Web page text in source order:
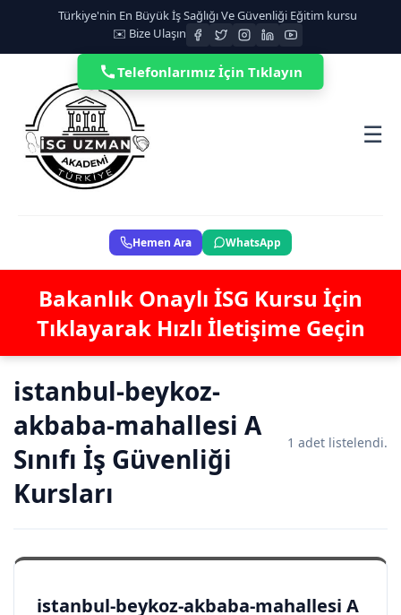
Türkiye'nin En Büyük İş Sağlığı Ve Güvenliği Eğitim kursu
✉️ Bize Ulaşın
☰
Hemen Ara WhatsApp
Bakanlık Onaylı İSG Kursu İçin
Tıklayarak Hızlı İletişime Geçin
istanbul-beykoz-
akbaba-mahallesi A
Sınıfı İş Güvenliği
Kursları
1 adet listelendi.
istanbul-beykoz-akbaba-mahallesi A
Telefonlarımız İçin Tıklayın